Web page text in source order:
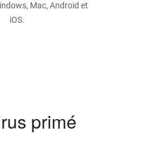
Mac, Android et
iOS.
primé